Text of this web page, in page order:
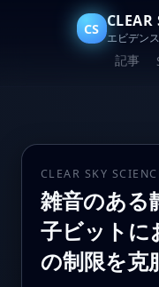
CS CLEAR
エビデン
記事
CLEAR SKY
雑音のある
子ビットに
の制限を克